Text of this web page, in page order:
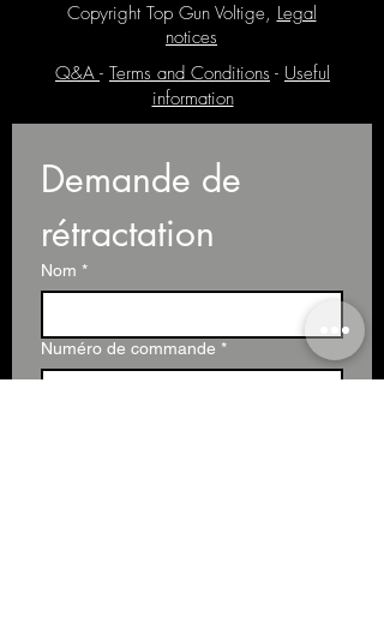
Copyright Top Gun Voltige, Legal
notices
Q&A - Terms and Conditions - Useful
information
Demande de
rétractation
Nom *
Numéro de commande *